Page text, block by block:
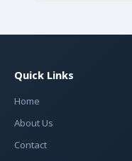
Quick Links
Home
About Us
Contact